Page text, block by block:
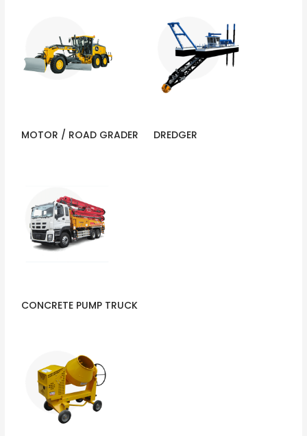
MOTOR / ROAD GRADER DREDGER
CONCRETE PUMP TRUCK